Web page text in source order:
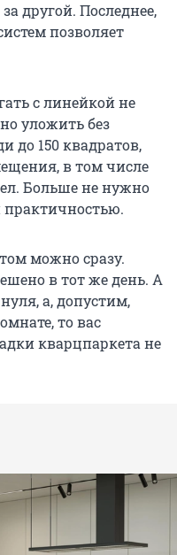
другой. Последнее,
позволяет
с линейкой не
уложить без
до 150 квадратов,
в том числе
Больше не нужно
можно сразу.
в тот же день. А
а, допустим,
то вас
кварцпаркета не